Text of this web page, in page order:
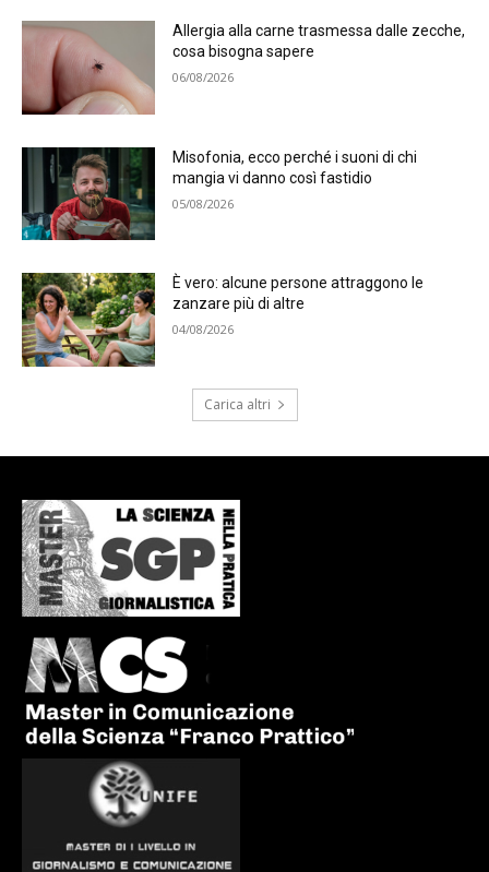
Allergia alla carne trasmessa dalle zecche,
cosa bisogna sapere
06/08/2026
Misofonia, ecco perché i suoni di chi
mangia vi danno così fastidio
05/08/2026
È vero: alcune persone attraggono le
zanzare più di altre
04/08/2026
Carica altri